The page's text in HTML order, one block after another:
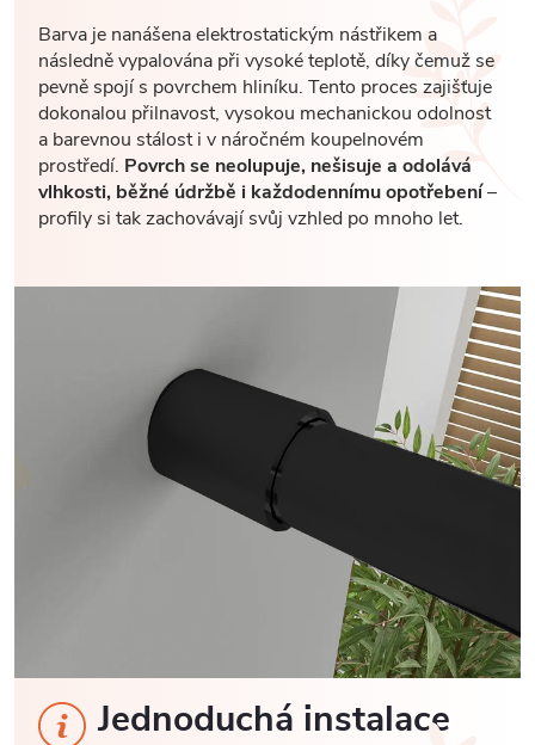
Barva je nanášena elektrostatickým nástřikem a
následně vypalována při vysoké teplotě, díky čemuž se
pevně spojí s povrchem hliníku. Tento proces zajišťuje
dokonalou přilnavost, vysokou mechanickou odolnost
a barevnou stálost i v náročném koupelnovém
prostředí. Povrch se neolupuje, nešisuje a odolává
vlhkosti, běžné údržbě i každodennímu opotřebení–
profily si tak zachovávají svůj vzhled po mnoho let.
Jednoduchá instalace